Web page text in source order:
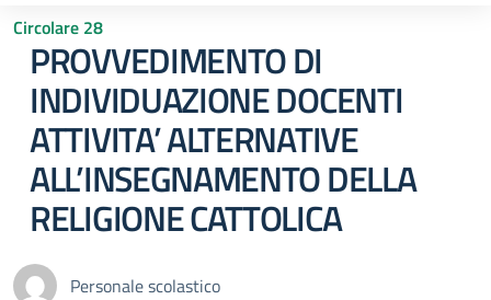
Circolare 28
PROVVEDIMENTO DI
INDIVIDUAZIONE DOCENTI
ATTIVITA’ ALTERNATIVE
ALL’INSEGNAMENTO DELLA
RELIGIONE CATTOLICA
Personale scolastico